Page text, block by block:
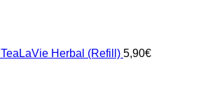
TeaLaVie Herbal (Refill) 5,90€